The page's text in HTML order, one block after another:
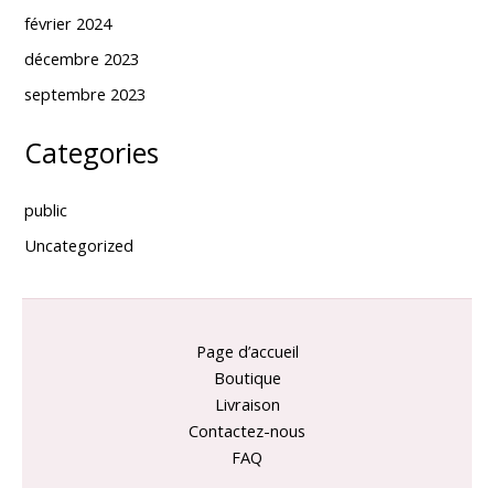
février 2024
décembre 2023
septembre 2023
Categories
public
Uncategorized
Page d’accueil
Boutique
Livraison
Contactez-nous
FAQ